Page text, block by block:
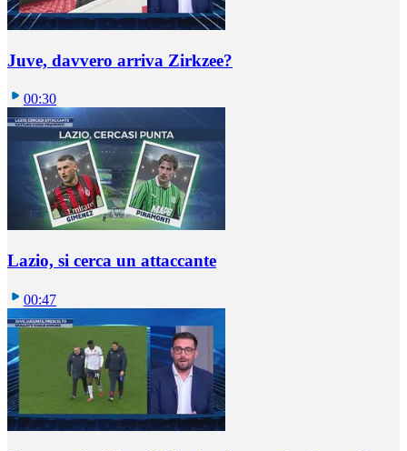
Juve, davvero arriva Zirkzee?
00:30
Lazio, si cerca un attaccante
00:47